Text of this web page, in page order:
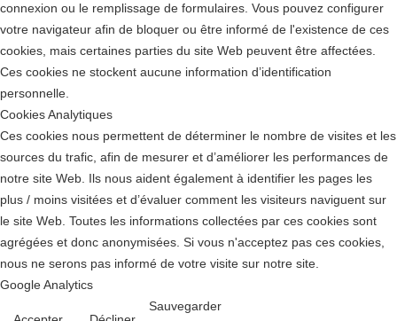
connexion ou le remplissage de formulaires. Vous pouvez configurer
votre navigateur afin de bloquer ou être informé de l'existence de ces
cookies, mais certaines parties du site Web peuvent être affectées.
Ces cookies ne stockent aucune information d’identification
personnelle.
Cookies Analytiques
Ces cookies nous permettent de déterminer le nombre de visites et les
sources du trafic, afin de mesurer et d’améliorer les performances de
notre site Web. Ils nous aident également à identifier les pages les
plus / moins visitées et d’évaluer comment les visiteurs naviguent sur
le site Web. Toutes les informations collectées par ces cookies sont
agrégées et donc anonymisées. Si vous n'acceptez pas ces cookies,
nous ne serons pas informé de votre visite sur notre site.
Google Analytics
Sauvegarder